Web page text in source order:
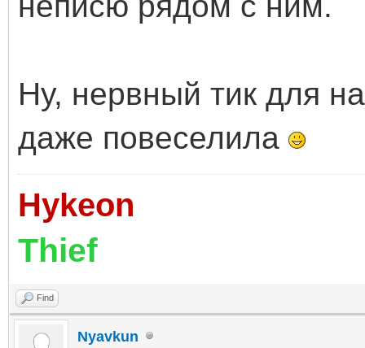
Ну, нервный тик для
даже повеселила
Hykeon
Thief
Find
Nyavkun